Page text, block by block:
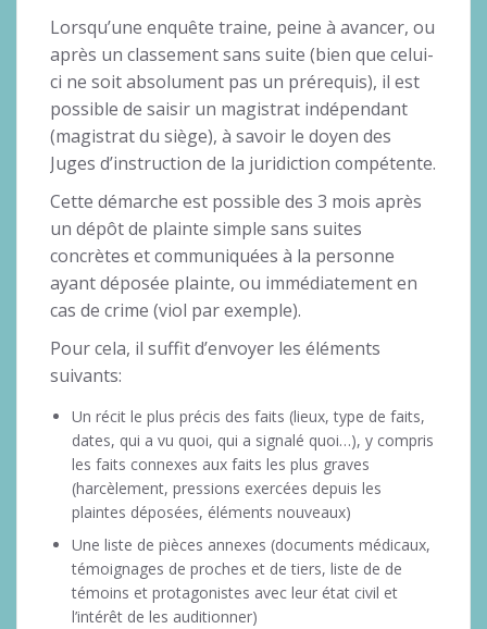
Lorsqu’une enquête traine, peine à avancer, ou
après un classement sans suite (bien que celui-
ci ne soit absolument pas un prérequis), il est
possible de saisir un magistrat indépendant
(magistrat du siège), à savoir le doyen des
Juges d’instruction de la juridiction compétente.
Cette démarche est possible des 3 mois après
un dépôt de plainte simple sans suites
concrètes et communiquées à la personne
ayant déposée plainte, ou immédiatement en
cas de crime (viol par exemple).
Pour cela, il suffit d’envoyer les éléments
suivants:
Un récit le plus précis des faits (lieux, type de faits,
dates, qui a vu quoi, qui a signalé quoi…), y compris
les faits connexes aux faits les plus graves
(harcèlement, pressions exercées depuis les
plaintes déposées, éléments nouveaux)
Une liste de pièces annexes (documents médicaux,
témoignages de proches et de tiers, liste de de
témoins et protagonistes avec leur état civil et
l’intérêt de les auditionner)